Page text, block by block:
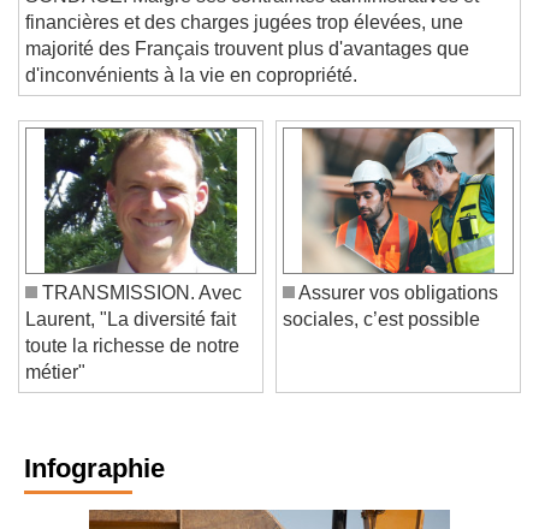
SONDAGE. Malgré ses contraintes administratives et
financières et des charges jugées trop élevées, une
majorité des Français trouvent plus d'avantages que
d'inconvénients à la vie en copropriété.
TRANSMISSION. Avec
Laurent, "La diversité fait
toute la richesse de notre
métier"
Assurer vos obligations
Infographie